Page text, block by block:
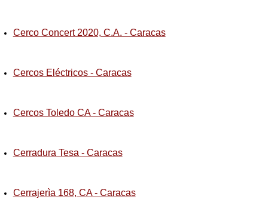
Cerco Concert 2020, C.A. - Caracas
Cercos Eléctricos - Caracas
Cercos Toledo CA - Caracas
Cerradura Tesa - Caracas
Cerrajerìa 168, CA - Caracas